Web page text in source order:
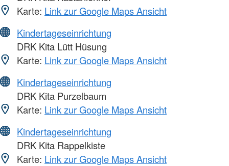
Karte: Link zur Google Maps Ansicht
Kindertageseinrichtung
DRK Kita Lütt Hüsung
Karte: Link zur Google Maps Ansicht
Kindertageseinrichtung
DRK Kita Purzelbaum
Karte: Link zur Google Maps Ansicht
Kindertageseinrichtung
DRK Kita Rappelkiste
Karte: Link zur Google Maps Ansicht